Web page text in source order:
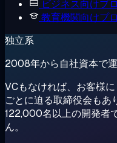
ビジネス向けプ
教育機関向けプ
独立系
2008年から自社資本で
VCもなければ、お客様
ごとに迫る取締役会もあ
122,000名以上の開発者
ん。